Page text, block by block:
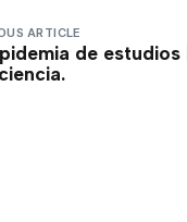
ARTICLE
de